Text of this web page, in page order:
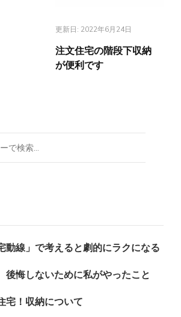
更新日: 2022年6月24日
注文住宅の階段下収納
が便利です
動線」で考えると劇的にラクになる
後悔しないために私がやったこと
宅！収納について